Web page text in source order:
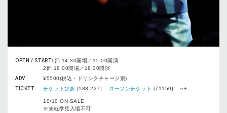
OPEN / START1部 14:30開場／15:00開演
2部 18:00開場／18:30開演
ADV
¥5500(税込・ドリンクチャージ別)
TICKET
チケットぴあ [188-227] ローソンチケット [71150] e+
10/10 ON SALE
※未就学児入場不可